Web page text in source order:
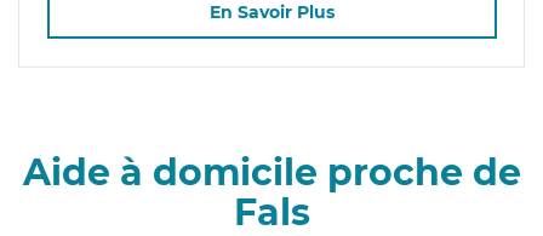
En Savoir Plus
Aide à domicile proche de
Fals